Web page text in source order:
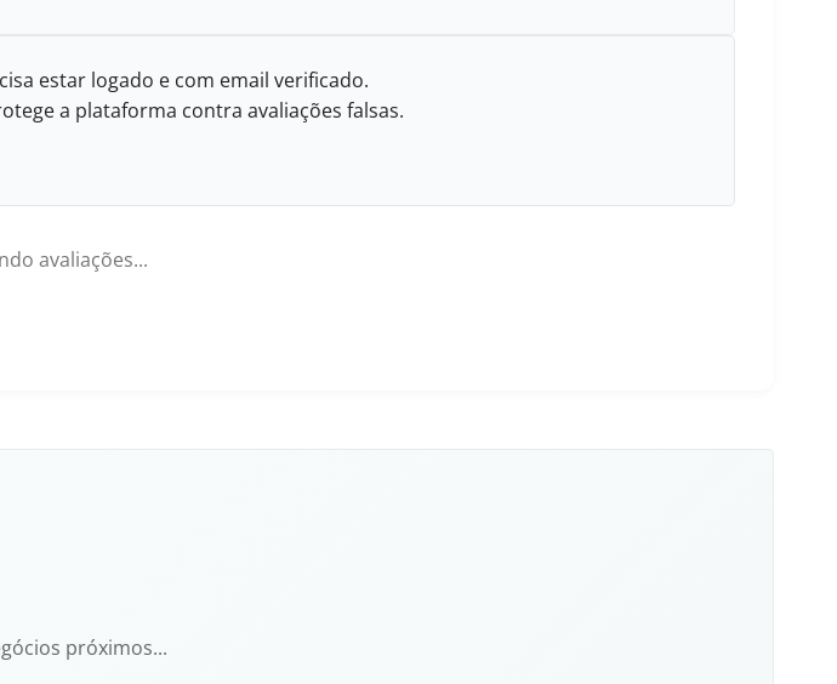
estar logado e com email verificado.
a plataforma contra avaliações falsas.
avaliações...
próximos...